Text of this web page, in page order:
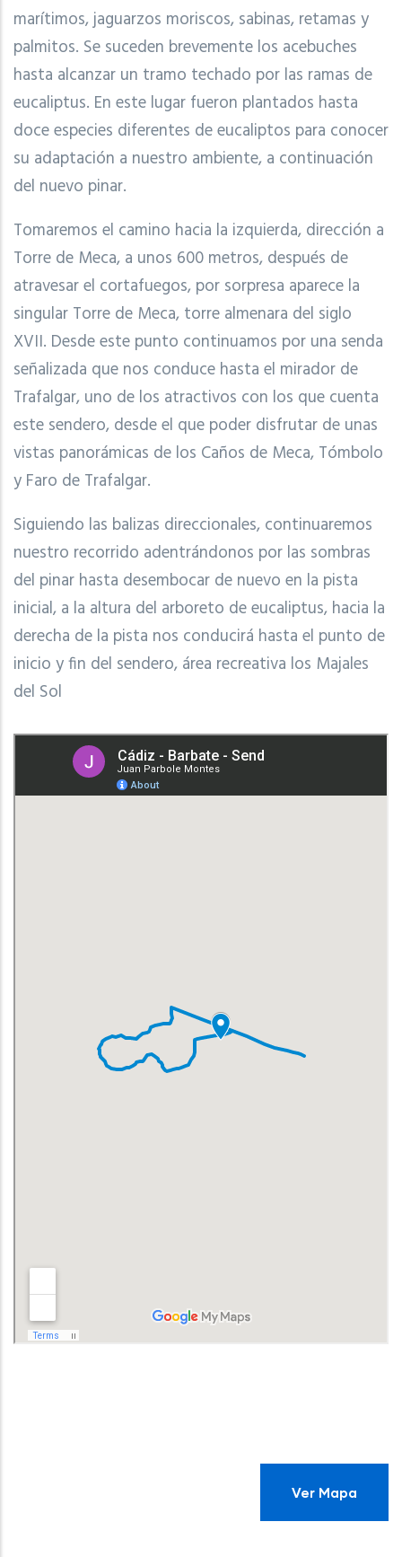
marítimos, jaguarzos moriscos, sabinas, retamas y
palmitos. Se suceden brevemente los acebuches
hasta alcanzar un tramo techado por las ramas de
eucaliptus. En este lugar fueron plantados hasta
doce especies diferentes de eucaliptos para conocer
su adaptación a nuestro ambiente, a continuación
del nuevo pinar.
Tomaremos el camino hacia la izquierda, dirección a
Torre de Meca, a unos 600 metros, después de
atravesar el cortafuegos, por sorpresa aparece la
singular Torre de Meca, torre almenara del siglo
XVII. Desde este punto continuamos por una senda
señalizada que nos conduce hasta el mirador de
Trafalgar, uno de los atractivos con los que cuenta
este sendero, desde el que poder disfrutar de unas
vistas panorámicas de los Caños de Meca, Tómbolo
y Faro de Trafalgar.
Siguiendo las balizas direccionales, continuaremos
nuestro recorrido adentrándonos por las sombras
del pinar hasta desembocar de nuevo en la pista
inicial, a la altura del arboreto de eucaliptus, hacia la
derecha de la pista nos conducirá hasta el punto de
inicio y fin del sendero, área recreativa los Majales
del Sol
Ver Mapa